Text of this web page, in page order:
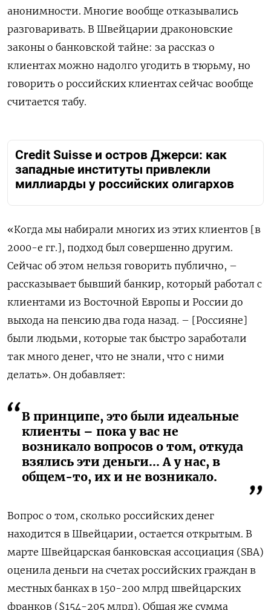
анонимности. Многие вообще отказывались
разговаривать. В Швейцарии драконовские
законы о банковской тайне: за рассказ о
клиентах можно надолго угодить в тюрьму, но
говорить о российских клиентах сейчас вообще
считается табу.
Credit Suisse и остров Джерси: как
западные институты привлекли
миллиарды у российских олигархов
«Когда мы набирали многих из этих клиентов [в
2000-е гг.], подход был совершенно другим.
Сейчас об этом нельзя говорить публично, –
рассказывает бывший банкир, который работал с
клиентами из Восточной Европы и России до
выхода на пенсию два года назад. – [Россияне]
были людьми, которые так быстро заработали
так много денег, что не знали, что с ними
делать». Он добавляет:
В принципе, это были идеальные
клиенты – пока у вас не
возникало вопросов о том, откуда
взялись эти деньги... А у нас, в
общем-то, их и не возникало.
Вопрос о том, сколько российских денег
находится в Швейцарии, остается открытым. В
марте Швейцарская банковская ассоциация (SBA)
оценила деньги на счетах российских граждан в
местных банках в 150-200 млрд швейцарских
франков ($154-205 млрд). Общая же сумма